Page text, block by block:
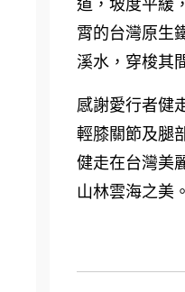
道，坡度平緩
霄的台灣原生
溪水，穿梭其
感謝愛行者健
輕膝關節及腿
健走在台灣美
山林雲海之美。